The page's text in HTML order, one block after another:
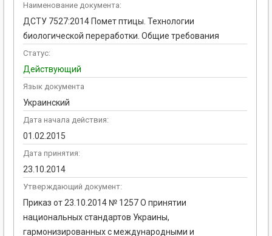
Наименование документа:
ДСТУ 7527:2014 Помет птицы. Технологии
биологической переработки. Общие требования
Статус:
Действующий
Язык документа
Украинский
Дата начала действия:
01.02.2015
Дата принятия:
23.10.2014
Утверждающий документ:
Приказ от 23.10.2014 № 1257 О принятии
национальных стандартов Украины,
гармонизированных с международными и